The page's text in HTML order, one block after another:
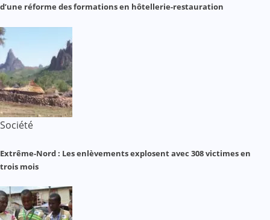
d’une réforme des formations en hôtellerie-restauration
Société
Extrême-Nord : Les enlèvements explosent avec 308 victimes en
trois mois